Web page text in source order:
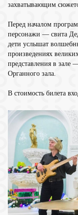
захватывающим
Перед началом
персонажи — свита
дети услышат
произведениях
представления в зале
Органного зала.
В стоимость билета